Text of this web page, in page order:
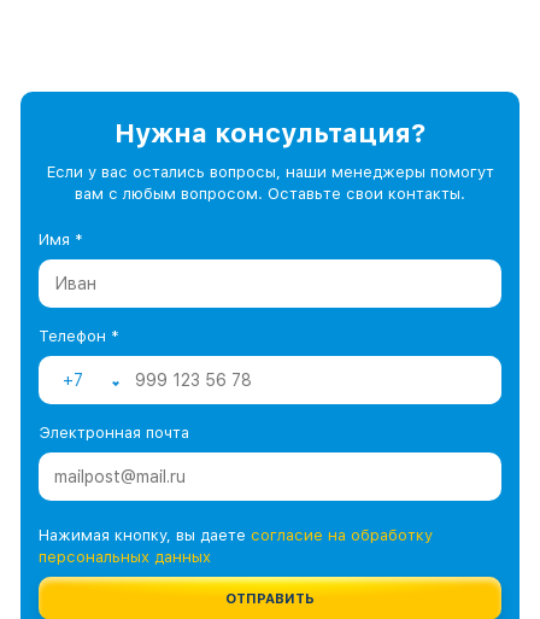
Нужна консультация?
Если у вас остались вопросы, наши менеджеры помогут
вам с любым вопросом. Оставьте свои контакты.
Имя *
Телефон *
+7
Электронная почта
Нажимая кнопку, вы даете согласие на обработку
персональных данных
ОТПРАВИТЬ